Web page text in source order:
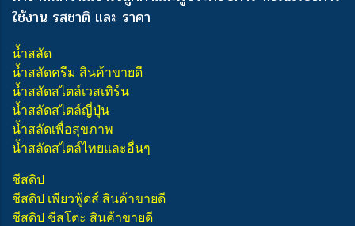
ใช้งาน รสชาติ และ ราคา
น้ำสลัด
น้ำสลัดครีม สินค้าขายดี
น้ำสลัดสไตล์เวสเทิร์น
น้ำสลัดสไตล์ญี่ปุ่น
น้ำสลัดเพื่อสุขภาพ
น้ำสลัดสไตล์ไทยและอื่นๆ
ชีสดิป
ชีสดิป เพียวฟู้ดส์ สินค้าขายดี
ชีสดิป ชีสโตะ สินค้าขายดี